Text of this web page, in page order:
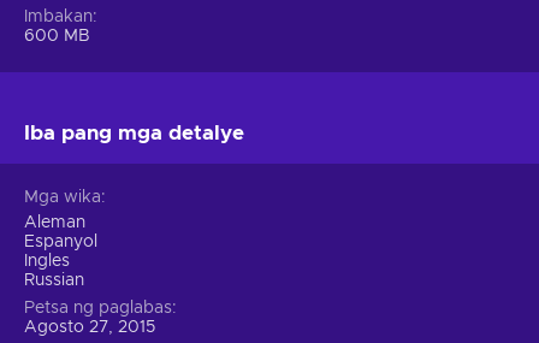
Imbakan
600 MB
Iba pang mga detalye
Mga wika
Aleman
Espanyol
Ingles
Russian
Petsa ng paglabas
Agosto 27, 2015